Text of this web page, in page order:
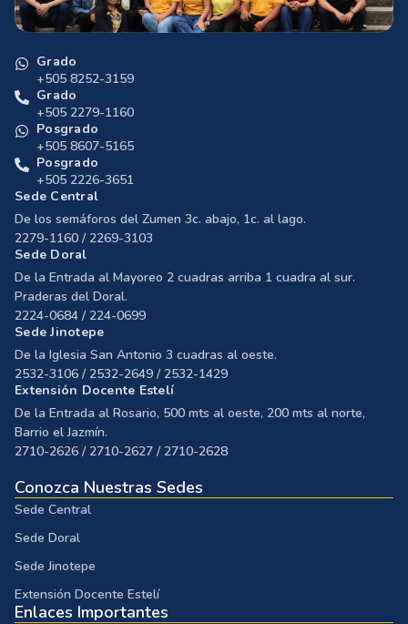
Grado
+505 8252-3159
Grado
+505 2279-1160
Posgrado
+505 8607-5165
Posgrado
+505 2226-3651
Sede Central
De los semáforos del Zumen 3c. abajo, 1c. al lago.
2279-1160 / 2269-3103
Sede Doral
De la Entrada al Mayoreo 2 cuadras arriba 1 cuadra al sur.
Praderas del Doral.
2224-0684 / 224-0699
Sede Jinotepe
De la Iglesia San Antonio 3 cuadras al oeste.
2532-3106 / 2532-2649 / 2532-1429
Extensión Docente Estelí
De la Entrada al Rosario, 500 mts al oeste, 200 mts al norte,
Barrio el Jazmín.
2710-2626 / 2710-2627 / 2710-2628
Conozca Nuestras Sedes
Sede Central
Sede Doral
Sede Jinotepe
Extensión Docente Estelí
Enlaces Importantes